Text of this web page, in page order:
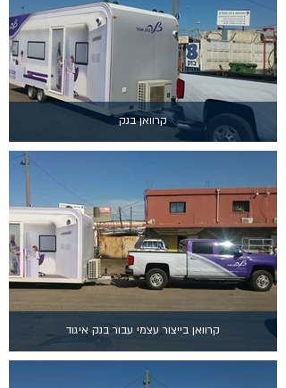
קרוואן בנק
קרוואן בייצור עצמי עבור בנק איגוד